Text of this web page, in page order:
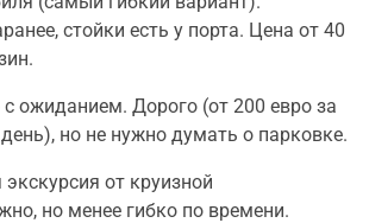
стойки есть у порта. Цена от 40
ожиданием. Дорого (от 200 евро за
но не нужно думать о парковке.
от круизной
но менее гибко по времени.